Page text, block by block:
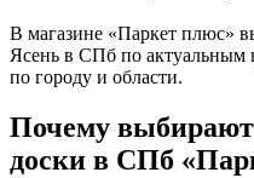
В магазине «Паркет плюс»
Ясень в СПб по актуальным
по городу и области.
Почему выбирают
доски в СПб